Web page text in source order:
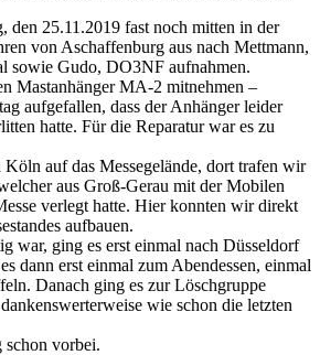
den 25.11.2019 fast noch mitten in der
von Aschaffenburg aus nach Mettmann,
sowie Gudo, DO3NF aufnahmen.
Mastanhänger MA-2 mitnehmen –
aufgefallen, dass der Anhänger leider
hatte. Für die Reparatur war es zu
Köln auf das Messegelände, dort trafen wir
aus Groß-Gerau mit der Mobilen
verlegt hatte. Hier konnten wir direkt
aufbauen.
war, ging es erst einmal nach Düsseldorf
dann erst einmal zum Abendessen, einmal
Danach ging es zur Löschgruppe
wie schon die letzten
schon vorbei.